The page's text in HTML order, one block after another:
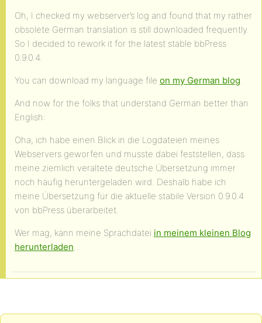
Oh, I checked my webserver’s log and found that my rather
obsolete German translation is still downloaded frequently.
So I decided to rework it for the latest stable bbPress
0.9.0.4.
You can download my language file on my German blog.
And now for the folks that understand German better than
English:
Oha, ich habe einen Blick in die Logdateien meines
Webservers geworfen und musste dabei feststellen, dass
meine ziemlich veraltete deutsche Übersetzung immer
noch häufig heruntergeladen wird. Deshalb habe ich
meine Übersetzung für die aktuelle stabile Version 0.9.0.4
von bbPress überarbeitet.
Wer mag, kann meine Sprachdatei in meinem kleinen Blog
herunterladen…